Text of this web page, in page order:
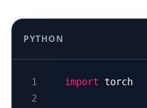
PYTHON
1
2
import